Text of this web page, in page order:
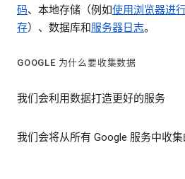
码、本地存储（例如使用浏览器进
存）、数据库和服务器日志。
GOOGLE 为什么要收集数据
我们会利用数据打造更好的服务
我们会将从所有 Google 服务中收集